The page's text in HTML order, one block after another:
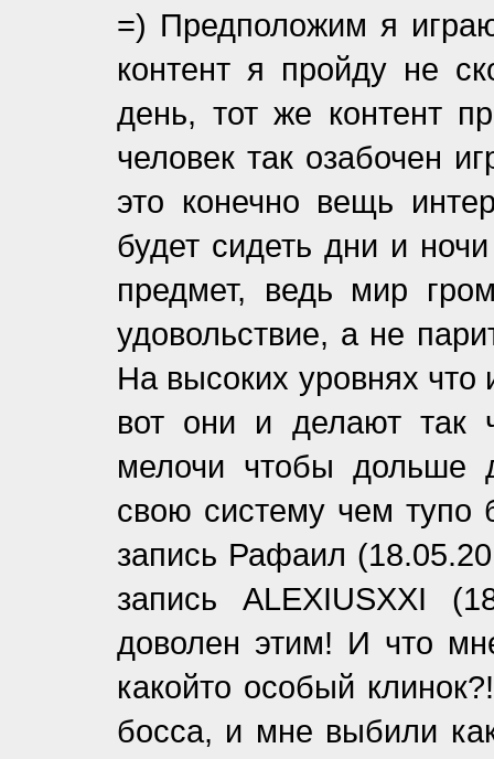
=) Предположим я
контент я пройду не
день, тот же контент
человек так озабочен
это конечно вещь
будет сидеть дни и
предмет, ведь мир
удовольствие, а не
На высоких уровнях что
вот они и делают так
мелочи чтобы дольше
свою систему чем тупо
запись Рафаил
запись ALEXIUSXXI
доволен этим! И что
какойто особый
босса, и мне выбили